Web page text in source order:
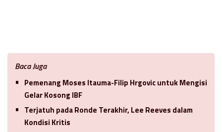
Baca Juga
Pemenang Moses Itauma-Filip Hrgovic untuk Mengisi
Gelar Kosong IBF
Terjatuh pada Ronde Terakhir, Lee Reeves dalam
Kondisi Kritis